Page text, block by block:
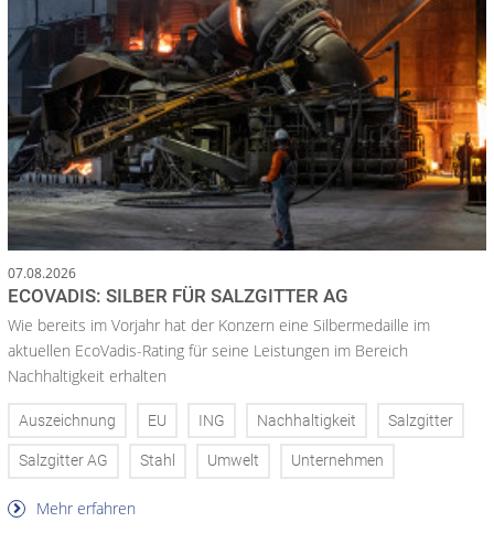
07.08.2026
ECOVADIS: SILBER FÜR SALZGITTER AG
Wie bereits im Vorjahr hat der Konzern eine Silbermedaille im
aktuellen EcoVadis-Rating für seine Leistungen im Bereich
Nachhaltigkeit erhalten
Auszeichnung EU ING Nachhaltigkeit Salzgitter
Salzgitter AG Stahl Umwelt Unternehmen
Mehr erfahren